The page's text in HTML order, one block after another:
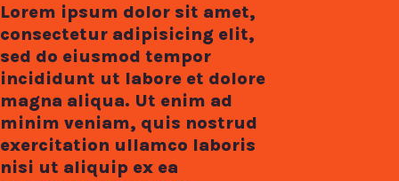
Lorem ipsum dolor sit amet,
consectetur adipisicing elit,
sed do eiusmod tempor
incididunt ut labore et dolore
magna aliqua. Ut enim ad
minim veniam, quis nostrud
exercitation ullamco laboris
nisi ut aliquip ex ea